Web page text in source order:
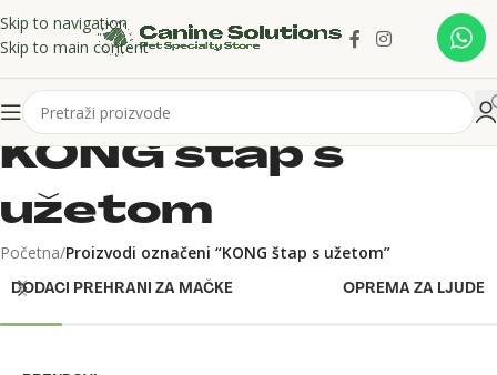
Skip to navigation
Skip to main content
KONG štap s
užetom
Početna/Proizvodi označeni “KONG štap s užetom”
DODACI PREHRANI ZA MAČKE OPREMA ZA LJUDE